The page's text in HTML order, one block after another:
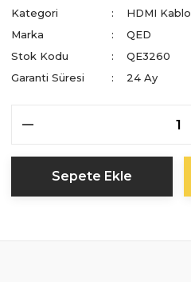
Kategori
HDMI Kablo
Marka
QED
Stok Kodu
QE3260
Garanti Süresi
24 Ay
Sepete Ekle